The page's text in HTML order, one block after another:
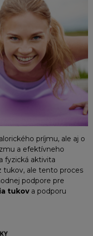
príjmu, ale aj o
a efektívneho
fyzická aktivita
tukov, ale tento proces
podpore pre
tukova podporu